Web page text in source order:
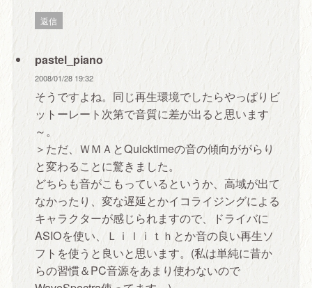
返信
pastel_piano
2008/01/28 19:32
そうですよね。同じ再生環境でしたらやっぱりビ
ットーレート次第で音質に差が出ると思います
～。
＞ただ、ＷＭＡとQuicktimeの音の傾向ががらり
と変わることに驚きました。
どちらも音がこもっているというか、高域が出て
なかったり、変な遅延とかイコライジングによる
キャラクターが感じられますので、ドライバに
ASIOを使い、Ｌｉｌｉｔｈとか音の良い再生ソ
フトを使うと良いと思います。(私は単純に昔か
らの習慣＆PC音源をあまり使わないので